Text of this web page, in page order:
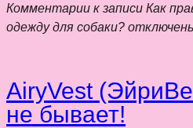
Комментарии к записи Как
одежду для собаки?
AiryVest
не бывает!